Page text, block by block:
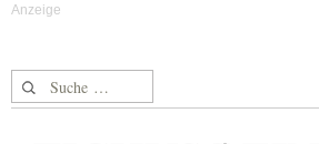
Suche nach: